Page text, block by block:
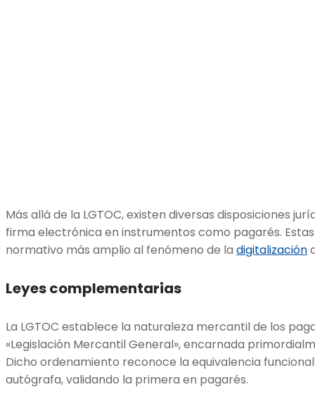
Más allá de la LGTOC, existen diversas disposiciones
firma electrónica en instrumentos como pagarés.
normativo más amplio al fenómeno de la digitalización
Leyes complementarias
La LGTOC establece la naturaleza mercantil de los
«Legislación Mercantil General», encarnada
Dicho ordenamiento reconoce la equivalencia
autógrafa, validando la primera en pagarés.